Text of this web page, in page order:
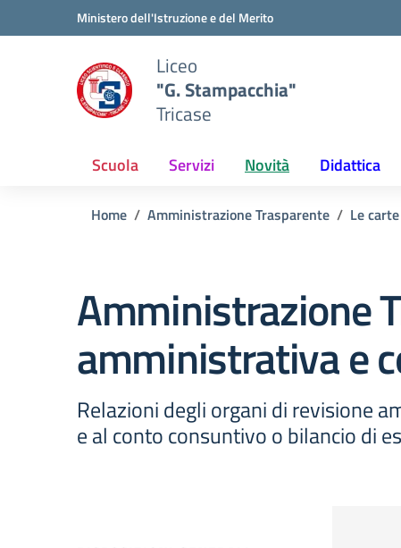
Vai ai contenuti
Vai al menu di navigazioneMinistero dell'Istruzione e del Merito
Liceo
"G. Stampacchia"
Tricase
Scuola Servizi Novità Didattica
Home Amministrazione Trasparente Le
Amministrazione
amministrativa e
Relazioni degli organi di revisione
e al conto consuntivo o bilancio di